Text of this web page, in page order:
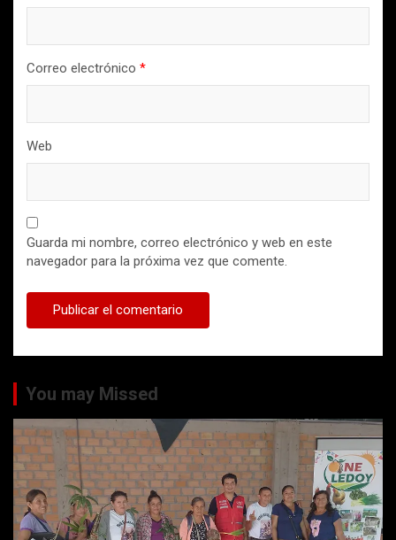
Correo electrónico *
Web
Guarda mi nombre, correo electrónico y web en este
navegador para la próxima vez que comente.
You may Missed